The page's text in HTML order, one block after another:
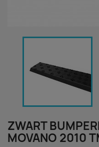
ZWART
MOVANO 2010